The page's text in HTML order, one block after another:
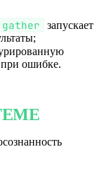
gather
запускает
при ошибке.